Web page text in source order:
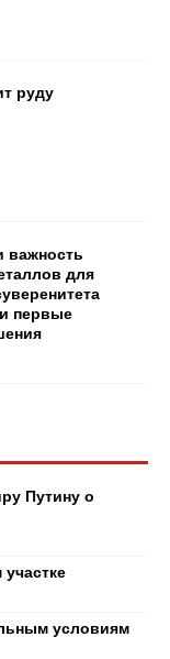
руду
важность
для
первые
Путину о
условиям